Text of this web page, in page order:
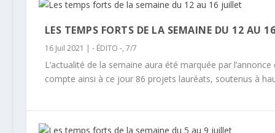
LES TEMPS FORTS DE LA SEMAINE DU 12 AU
16 Juil 2021 | - ÉDITO -, 7/7
L’actualité de la semaine aura été marquée par
compte ainsi à ce jour 86 projets lauréats, soutenus à